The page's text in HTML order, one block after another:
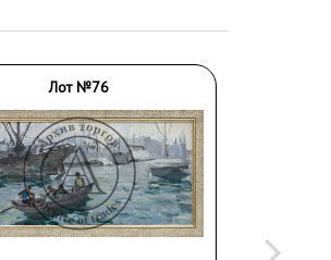
Лот №76